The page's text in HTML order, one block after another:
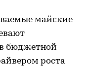
майские
бюджетной
роста